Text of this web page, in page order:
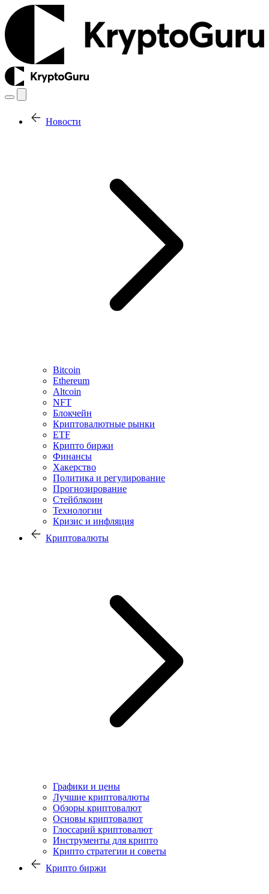
Новости
Bitcoin
Ethereum
Altcoin
NFT
Блокчейн
Криптовалютные рынки
ETF
Крипто биржи
Финансы
Хакерство
Политика и регулирование
Прогнозирование
Стейблкоин
Технологии
Кризис и инфляция
Криптовалюты
Графики и цены
Лучшие криптовалюты
Обзоры криптовалют
Основы криптовалют
Глоссарий криптовалют
Инструменты для крипто
Крипто стратегии и советы
Крипто биржи